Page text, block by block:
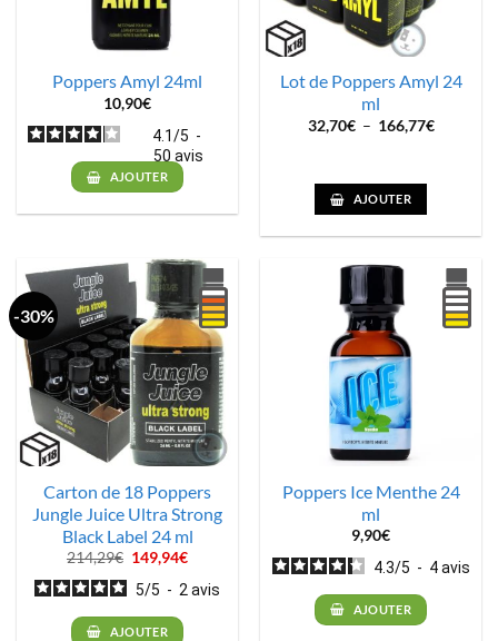
Poppers Amyl 24ml
10,90€
4.1/5 -
50 avis
AJOUTER
Lot de Poppers Amyl 24
ml
32,70€ – 166,77€Plage
AJOUTER
-30%
Carton de 18 Poppers
Jungle Juice Ultra Strong
Black Label 24 ml
214,29€ Le
prix
initial
était :
214,29€.
149,94€Le
actuel
est :
5/5 - 2avis
AJOUTER
Poppers Ice Menthe 24
ml
9,90€
4.3/5 - 4avis
AJOUTER